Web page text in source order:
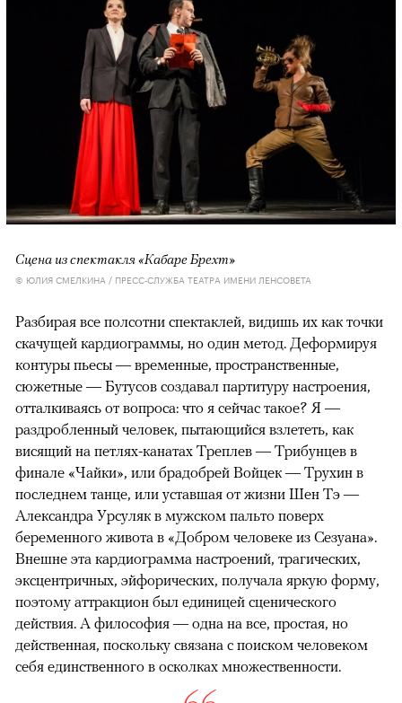
Сцена из спектакля «Кабаре Брехт»
© ЮЛИЯ СМЕЛКИНА / ПРЕСС-СЛУЖБА ТЕАТРА ИМЕНИ ЛЕНСОВЕТА
Разбирая все полсотни спектаклей, видишь их как точки
скачущей кардиограммы, но один метод. Деформируя
контуры пьесы — временные, пространственные,
сюжетные — Бутусов создавал партитуру настроения,
отталкиваясь от вопроса: что я сейчас такое? Я —
раздробленный человек, пытающийся взлететь, как
висящий на петлях-канатах Треплев — Трибунцев в
финале «Чайки», или брадобрей Войцек — Трухин в
последнем танце, или уставшая от жизни Шен Тэ —
Александра Урсуляк в мужском пальто поверх
беременного живота в «Добром человеке из Сезуана».
Внешне эта кардиограмма настроений, трагических,
эксцентричных, эйфорических, получала яркую форму,
поэтому аттракцион был единицей сценического
действия. А философия — одна на все, простая, но
действенная, поскольку связана с поиском человеком
себя единственного в осколках множественности.